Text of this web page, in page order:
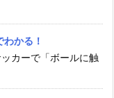
かる！
カーで「ボールに触